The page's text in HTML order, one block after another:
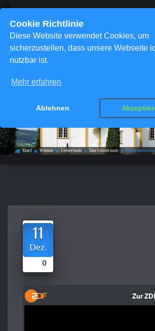
Cookie Richtlinie
Diese Website verwendet Cookies, um
sicherzustellen, dass unsere Webseite
nutzbar ist.
Mehr erfahren
Ablehnen
Neutronensterne
home_work Start double_arrow Wissen double_arrow Universum double_arrow Das Universum double_arrow
11
Dez.
0